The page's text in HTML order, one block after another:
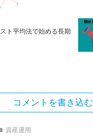
スト平均法で始める長期
コメントを書き込む
資産運用